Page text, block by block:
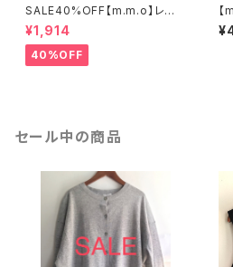
SALE40%OFF【m.m.o】レー
ヨン プリントクリンクルパンツ
ブラック Mサイズ【エムエムオ
ー】
¥1,914
40%OFF
シ
ュ
セール中の商品